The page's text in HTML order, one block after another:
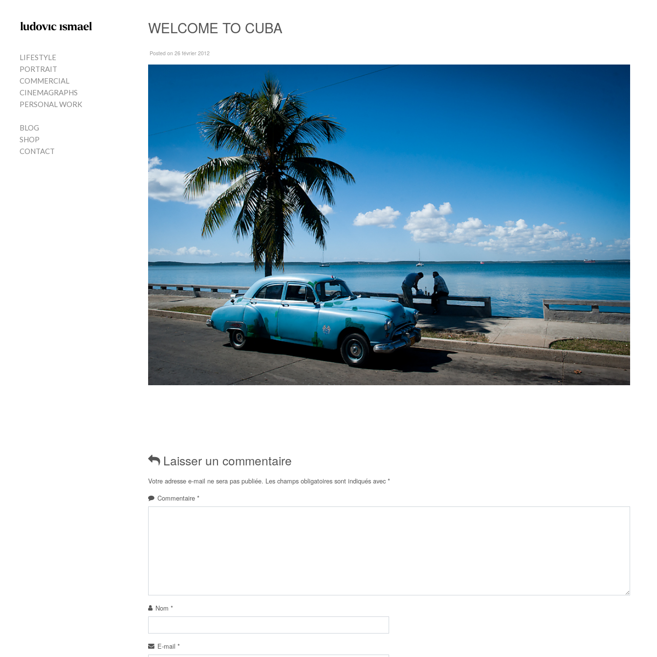
LIFESTYLE
PORTRAIT
COMMERCIAL
CINEMAGRAPHS
PERSONAL WORK
BLOG
SHOP
CONTACT
WELCOME TO CUBA
Posted on 26 février 2012
Laisser un commentaire
Votre adresse e-mail ne sera pas publiée. Les champs obligatoires sont indiqués avec *
Commentaire *
Nom *
E-mail *